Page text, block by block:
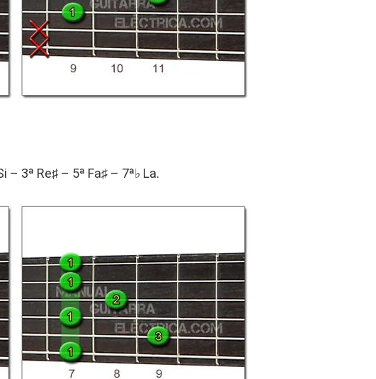
3ª Re♯ – 5ª Fa♯ – 7ª♭ La.